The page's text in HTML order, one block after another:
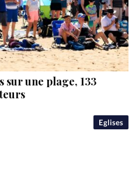
Eglises
une plage, 133